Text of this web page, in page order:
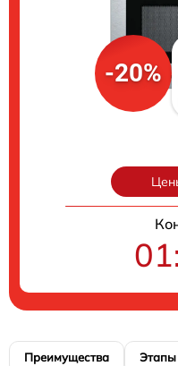
-20%
Преимущества Этапы